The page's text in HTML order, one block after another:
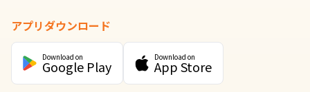
アプリダウンロード
Download on
Google Play
Download on
App Store